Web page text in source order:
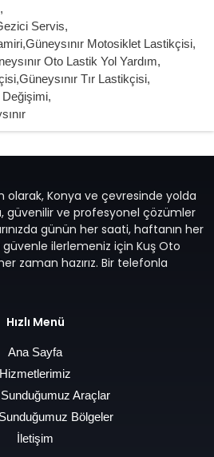
,
Servis,
,Güneysınır Motosiklet Lastikçisi,
Oto Lastik Yol Yardım,
,Güneysınır Tır Lastikçisi,
Değişimi,
olarak, Konya ve çevresinde yolda
güvenilir ve profesyonel çözümler
günün her saati, haftanın her
güvenle ilerlemeniz için Kuş Oto
zaman hazırız. Bir telefonla
Hızlı Menü
Ana Sayfa
Hizmetlerimiz
Araçlar
Bölgeler
İletişim